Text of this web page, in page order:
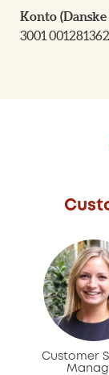
Konto (Danske
3001
Customer